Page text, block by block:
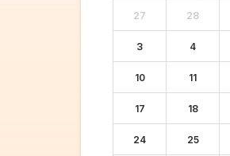
27 28
3 4
10 11
17 18
24 25